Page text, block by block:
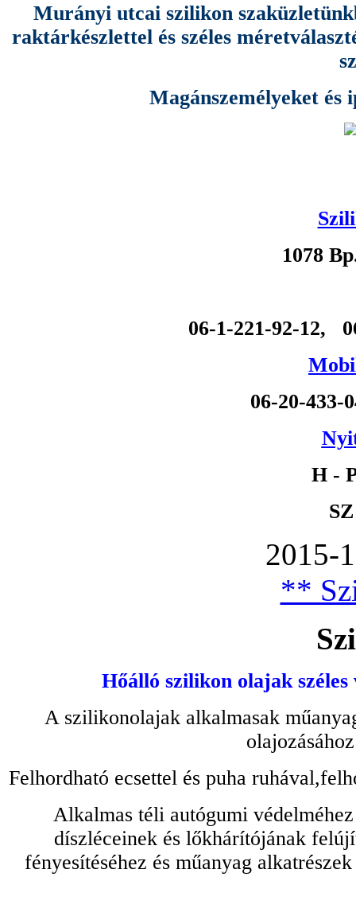
Murányi utcai szilikon
raktárkészlettel és széles
Magánszemélyeket és
1078
06-1-221-92-12,
06-20-
H -
2015-
**
Hőálló szilikon olajak
A szilikonolajak alkalmasak
Felhordható ecsettel és puha
Alkalmas téli autógumi
díszléceinek és lőkhárítójának
fényesítéséhez és műanyag